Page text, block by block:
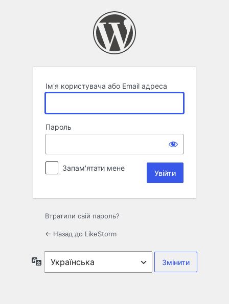
Ім'я користувача або Email адреса
Пароль
Запам'ятати мене
Втратили свій пароль?
← Назад до LikeStorm
Мова